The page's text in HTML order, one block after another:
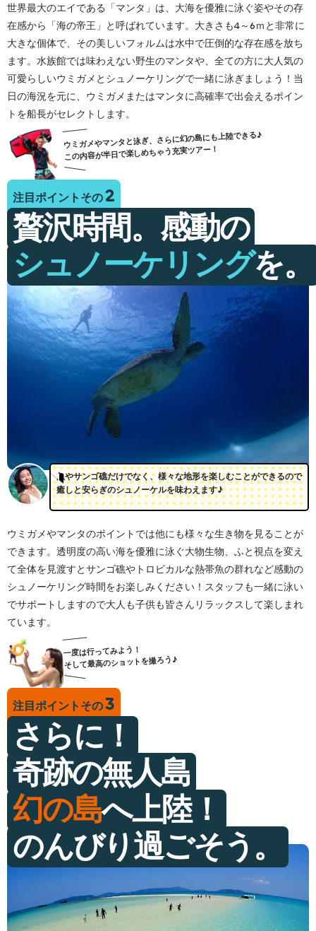
世界最大のエイである「マンタ」は、大海を優雅に泳ぐ姿やその存
在感から「海の帝王」と呼ばれています。大きさも4～6ｍと非常に
大きな個体で、その美しいフォルムは水中で圧倒的な存在感を放ち
ます。水族館では味わえない野生のマンタや、全ての方に大人気の
可愛らしいウミガメとシュノーケリングで一緒に泳ぎましょう！当
日の海況を元に、ウミガメまたはマンタに高確率で出会えるポイン
トを船長がセレクトします。
注目ポイントその
贅沢時間。感動の
シュノーケリングを。
ウミガメやマンタのポイントでは他にも様々な生き物を見ることが
できます。透明度の高い海を優雅に泳ぐ大物生物、ふと視点を変え
て全体を見渡すとサンゴ礁やトロピカルな熱帯魚の群れなど感動の
シュノーケリング時間をお楽しみください！スタッフも一緒に泳い
でサポートしますので大人も子供も皆さんリラックスして楽しまれ
ています。
ウミガメやマンタと泳ぎ、さらに幻の島にも上陸できる♪
この内容が半日で楽しめちゃう充実ツアー！
魚やサンゴ礁だけでなく、様々な地形を楽しむことができるので
癒しと安らぎのシュノーケルを味わえます♪
注目ポイントその
さらに！
奇跡の無人島
幻の島へ上陸！
のんびり過ごそう。
一度は行ってみよう！
そして最高のショットを撮ろう♪